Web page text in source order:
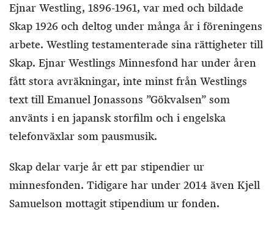
Ejnar Westling, 1896-1961, var med och bildade
Skap 1926 och deltog under många år i föreningens
arbete. Westling testamenterade sina rättigheter till
Skap. Ejnar Westlings Minnesfond har under åren
fått stora avräkningar, inte minst från Westlings
text till Emanuel Jonassons ”Gökvalsen” som
använts i en japansk storfilm och i engelska
telefonväxlar som pausmusik.
Skap delar varje år ett par stipendier ur
minnesfonden. Tidigare har under 2014 även Kjell
Samuelson mottagit stipendium ur fonden.